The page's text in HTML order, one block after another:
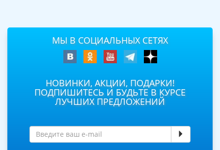
МЫ В СОЦИАЛЬНЫХ СЕТЯХ
НОВИНКИ, АКЦИИ, ПОДАРКИ!
ПОДПИШИТЕСЬ И БУДЬТЕ В КУРСЕ
ЛУЧШИХ ПРЕДЛОЖЕНИЙ